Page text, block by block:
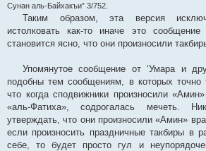
Сунан аль-Байхакъи” 3/752.
Таким образом, эта версия
истолковать как-то иначе это
становится ясно, что они произносили
Упомянутое сообщение от ‘Умара и
подобны тем сообщениям, в которых точно
что когда сподвижники произносили
«аль-Фатиха», содрогалась мечеть.
утверждать, что они произносили «Амин»
если произносить праздничные такбиры в
себе, то будет просто гул и